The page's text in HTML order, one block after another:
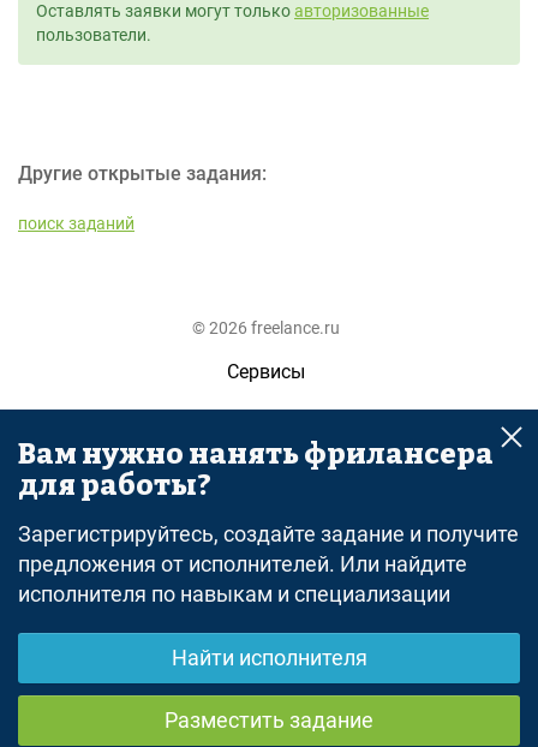
Оставлять заявки могут толькоавторизованные
пользователи.
Другие открытые задания:
поиск заданий
© 2026 freelance.ru
Сервисы
Помощь
Поиск
Оферта
Политика конфиденциальности
Дисклеймер о ЗоЗПП
Отказ от ответственности
Вам нужно нанять фрилансера
для работы?
Зарегистрируйтесь, создайте задание и получите
предложения от исполнителей. Или найдите
исполнителя по навыкам и специализации
Найти исполнителя
Разместить задание